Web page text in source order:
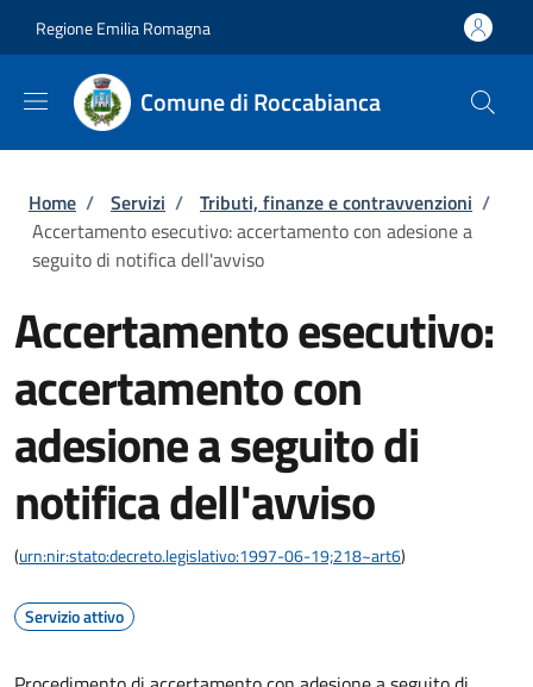
Regione Emilia Romagna
Comune di Roccabianca
Briciole di pane
Home / Servizi / Tributi, finanze e contravvenzioni /
Accertamento esecutivo: accertamento con adesione a
seguito di notifica dell'avviso
Accertamento esecutivo:
accertamento con
adesione a seguito di
notifica dell'avviso
(urn:nir:stato:decreto.legislativo:1997-06-19;218~art6)
Servizio attivo